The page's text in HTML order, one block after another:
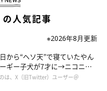
の人気記事
※2026年8月更新
から“ヘソ天”で寝ていたやん
ギー子犬が7才に→ニコニ
ースマイル”が魅力のコに成
は、X（旧Twitter）ユーザー＠